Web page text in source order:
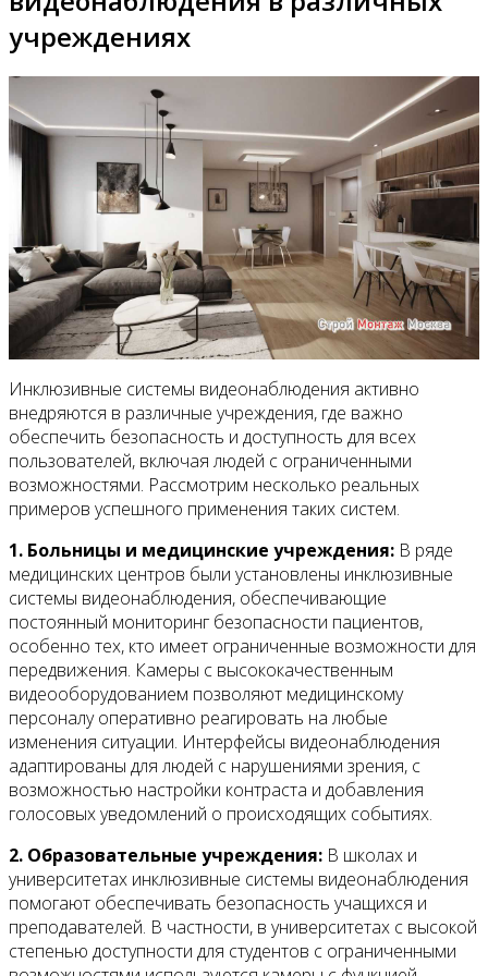
учреждениях
Инклюзивные системы видеонаблюдения активно
внедряются в различные учреждения, где важно
обеспечить безопасность и доступность для всех
пользователей, включая людей с ограниченными
возможностями. Рассмотрим несколько реальных
примеров успешного применения таких систем.
1. Больницы и медицинские учреждения: В ряде
медицинских центров были установлены инклюзивные
системы видеонаблюдения, обеспечивающие
постоянный мониторинг безопасности пациентов,
особенно тех, кто имеет ограниченные возможности для
передвижения. Камеры с высококачественным
видеооборудованием позволяют медицинскому
персоналу оперативно реагировать на любые
изменения ситуации. Интерфейсы видеонаблюдения
адаптированы для людей с нарушениями зрения, с
возможностью настройки контраста и добавления
голосовых уведомлений о происходящих событиях.
2. Образовательные учреждения: В школах и
университетах инклюзивные системы видеонаблюдения
помогают обеспечивать безопасность учащихся и
преподавателей. В частности, в университетах с высокой
степенью доступности для студентов с ограниченными